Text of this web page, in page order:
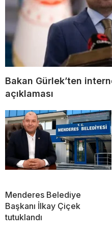
Bakan Gürlek’ten
açıklaması
Menderes Belediye
Başkanı İlkay Çiçek
tutuklandı